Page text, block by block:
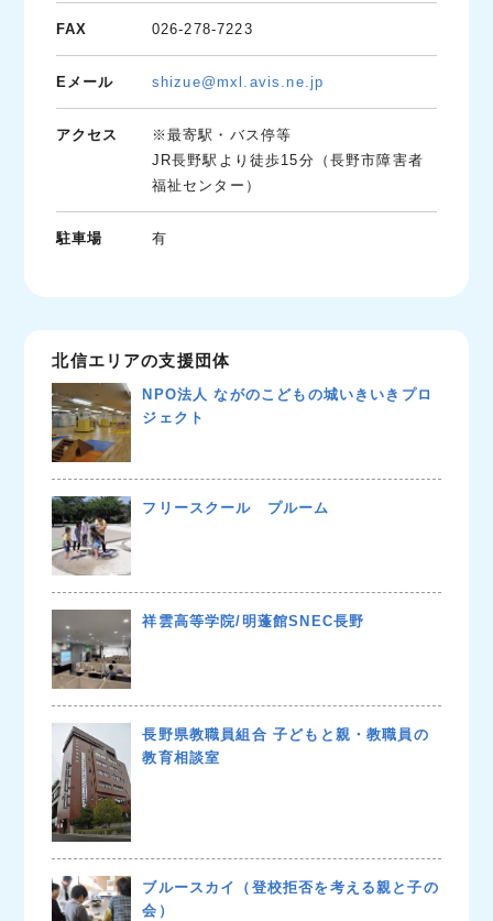
FAX 026-278-7223
Eメール shizue@mxl.avis.ne.jp
アクセス
※最寄駅・バス停等
JR長野駅より徒歩15分（長野市障害者
福祉センター）
駐車場 有
北信エリアの支援団体
NPO法人 ながのこどもの城いきいきプロ
ジェクト
フリースクール プルーム
祥雲高等学院/明蓬館SNEC長野
長野県教職員組合 子どもと親・教職員の
教育相談室
ブルースカイ（登校拒否を考える親と子の
会）